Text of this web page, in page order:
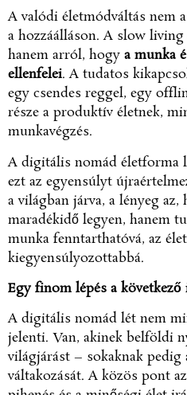
A valódi életmódváltás nem
a hozzáálláson. A slow
hanem arról, hogy a munka
ellenfelei. A tudatos
egy csendes reggel, egy
része a produktív életnek,
munkavégzés.
A digitális nomád életforma
ezt az egyensúlyt
a világban járva, a lényeg az,
maradékidő legyen, hanem
munka fenntarthatóvá, az
kiegyensúlyozottabbá.
Egy finom lépés a következő
A digitális nomád lét nem
jelenti. Van, akinek belföldi
világjárást – sokaknak
váltakozását. A közös pont